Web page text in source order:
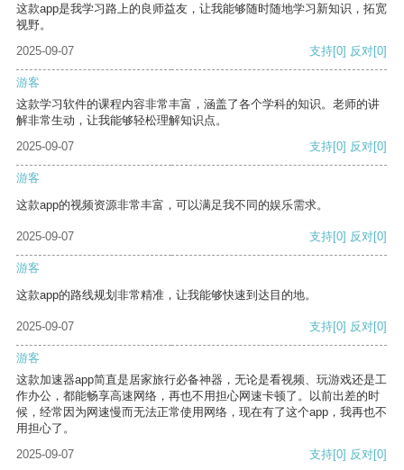
这款app是我学习路上的良师益友，让我能够随时随地学习新知识，拓宽
视野。
2025-09-07
支持[0] 反对[0]
游客
这款学习软件的课程内容非常丰富，涵盖了各个学科的知识。老师的讲
解非常生动，让我能够轻松理解知识点。
2025-09-07
支持[0] 反对[0]
游客
这款app的视频资源非常丰富，可以满足我不同的娱乐需求。
2025-09-07 支持[0] 反对[0]
游客
这款app的路线规划非常精准，让我能够快速到达目的地。
2025-09-07 支持[0] 反对[0]
游客
这款加速器app简直是居家旅行必备神器，无论是看视频、玩游戏还是工
作办公，都能畅享高速网络，再也不用担心网速卡顿了。以前出差的时
候，经常因为网速慢而无法正常使用网络，现在有了这个app，我再也不
用担心了。
2025-09-07
支持[0] 反对[0]